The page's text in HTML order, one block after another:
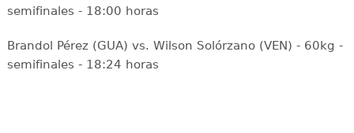
semifinales - 18:00 horas
Brandol Pérez (GUA) vs. Wilson Solórzano (VEN) - 60kg -
semifinales - 18:24 horas